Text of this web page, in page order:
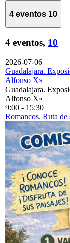
4 eventos 10
4 eventos, 10
2026-07-06
Guadalajara.
Alfonso X»
Guadalajara.
Alfonso X»
9:00 - 15:30
Romancos. Ruta de